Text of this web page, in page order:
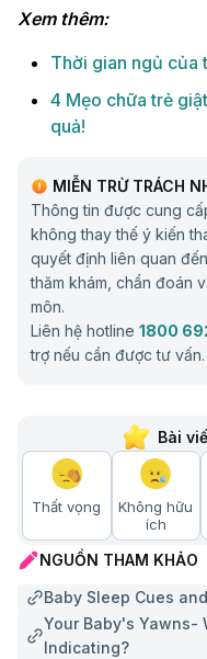
Xem thêm:
Thời gian ngủ của
4 Mẹo chữa trẻ
quả!
MIỄN TRỪ TRÁCH
Thông tin được cung
không thay thế ý kiến
quyết định liên quan
thăm khám, chẩn đoán
môn.
Liên hệ hotline 1800
trợ nếu cần được tư vấn.
Bài
Thất vọng
Không hữu
ích
NGUỒN THAM KHẢO
Baby Sleep Cues
Your Baby's Yawns-
Indicating?